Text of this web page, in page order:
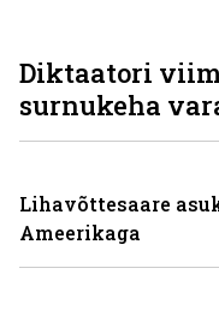
Diktaatori
surnukeha
Lihavõttesaare
Ameerikaga